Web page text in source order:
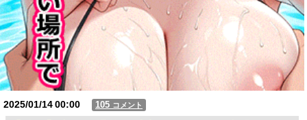
2025/01/1400:00 105 コメント